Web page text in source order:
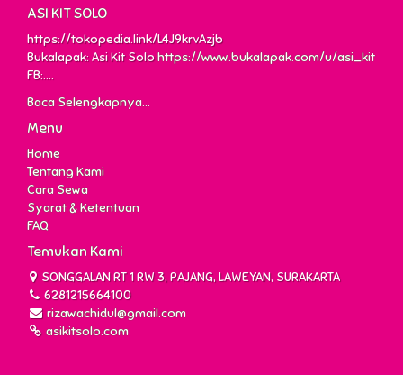
ASI KIT SOLO
https://tokopedia.link/L4J9krvAzjb
Bukalapak: Asi Kit Solohttps://www.bukalapak.com/u/asi_kit
FB:....
Baca Selengkapnya...
Menu
Home
Tentang Kami
Cara Sewa
Syarat & Ketentuan
FAQ
Temukan Kami
SONGGALAN RT 1 RW 3, PAJANG, LAWEYAN, SURAKARTA
6281215664100
rizawachidul@gmail.com
asikitsolo.com